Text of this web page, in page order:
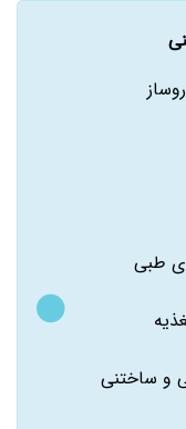
طبی
و ساختنی